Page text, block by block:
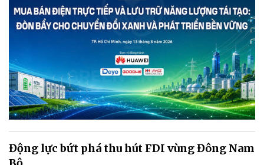
Động lực bứt phá thu hút FDI vùng Đông Nam